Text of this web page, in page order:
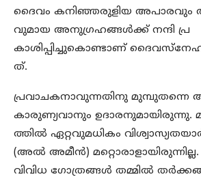
ദൈവം കനിഞ്ഞരുളിയ അപാരവും
വുമായ അനുഗ്രഹങ്ങള്‍ക്ക് നന്ദി പ്ര
കാശിപ്പിച്ചുകൊണ്ടാണ്
ത്.
പ്രവാചകനാവുന്നതിനു മുമ്പുതന്നെ
കാരുണ്യവാനും
ത്തില്‍ ഏറ്റവുമധികം
(അല്‍ അമീന്‍)
വിവിധ ഗോത്രങ്ങള്‍ തമ്മില്‍